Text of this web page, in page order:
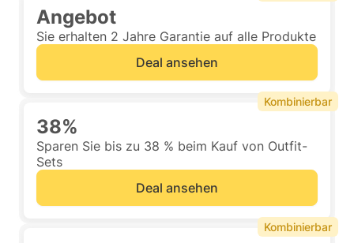
Angebot
Sie erhalten 2 Jahre Garantie auf alle Produkte
Deal ansehen
38%
Sparen Sie bis zu 38 % beim Kauf von Outfit-
Sets
Deal ansehen
Kombinierbar
Kombinierbar